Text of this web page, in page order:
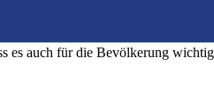
samt sechs
es auch für die Bevölkerung